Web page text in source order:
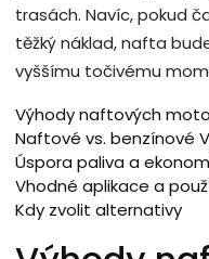
trasách. Navíc, pokud
těžký náklad, nafta
vyššímu točivému
Výhody naftových
Naftové vs. benzínové
Úspora paliva a
Vhodné aplikace a
Kdy zvolit alternativy